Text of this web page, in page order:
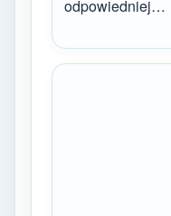
odpowiedniej…